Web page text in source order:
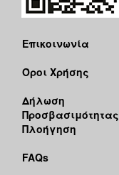
Επικοινωνία
Όροι Χρήσης
Δήλωση
Προσβασιμότητας
Πλοήγηση
FAQs